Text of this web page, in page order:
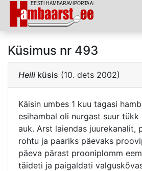
Küsimus nr 493
Heili küsis (10. dets 2002)
Käisin umbes 1 kuu tagasi
esihambal oli nurgast suur tükk
auk. Arst laiendas juurekanalit,
rohtu ja paariks päevaks
päeva pärast prooniplomm
täideti ja paigaldati